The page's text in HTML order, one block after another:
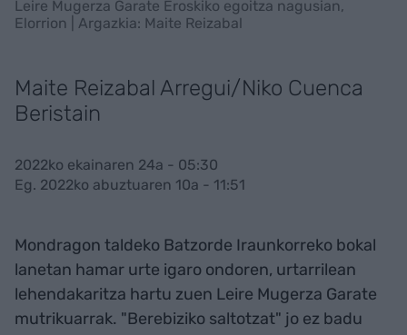
Leire Mugerza Garate Eroskiko egoitza nagusian,
Elorrion | Argazkia: Maite Reizabal
Maite Reizabal Arregui/Niko Cuenca
Beristain
2022ko ekainaren 24a - 05:30
Eg. 2022ko abuztuaren 10a - 11:51
Mondragon taldeko Batzorde Iraunkorreko bokal
lanetan hamar urte igaro ondoren, urtarrilean
lehendakaritza hartu zuen Leire Mugerza Garate
mutrikuarrak. "Berebiziko saltotzat" jo ez badu